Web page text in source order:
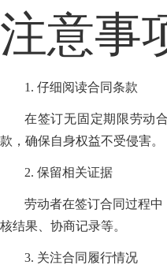
注意事
1. 仔细阅读合同条款
在签订无固定期限劳动
款，确保自身权益不受侵害。
2. 保留相关证据
劳动者在签订合同过程
核结果、协商记录等。
3. 关注合同履行情况